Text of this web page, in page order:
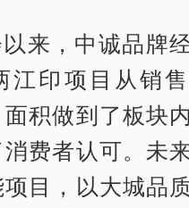
来，中诚品牌
江印项目从销
积做到了板块
费者认可。未
目，以大城品